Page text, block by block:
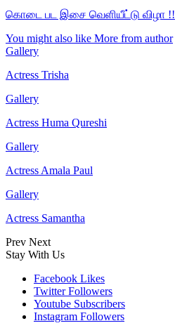
கொடை பட இசை வெளியீட்டு விழா !!
You might also like More from author
Gallery
Actress Trisha
Gallery
Actress Huma Qureshi
Gallery
Actress Amala Paul
Gallery
Actress Samantha
Prev Next
Stay With Us
Facebook Likes
Twitter Followers
Youtube Subscribers
Instagram Followers